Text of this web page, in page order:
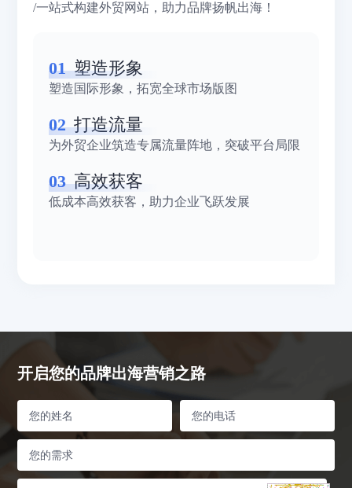
/一站式构建外贸网站，助力品牌扬帆出海！
01 塑造形象
塑造国际形象，拓宽全球市场版图
02 打造流量
为外贸企业筑造专属流量阵地，突破平台局限
03 高效获客
低成本高效获客，助力企业飞跃发展
开启您的品牌出海营销之路